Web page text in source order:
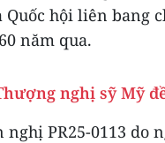
Quốc hội liên bang
năm qua.
nghị sỹ Mỹ
nghị PR25-0113 do